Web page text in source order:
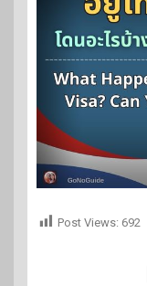
Post Views: 692